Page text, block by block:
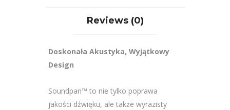
Reviews (0)
Doskonała Akustyka, Wyjątkowy
Design
Soundpan™ to nie tylko poprawa
jakości dźwięku, ale także wyrazisty